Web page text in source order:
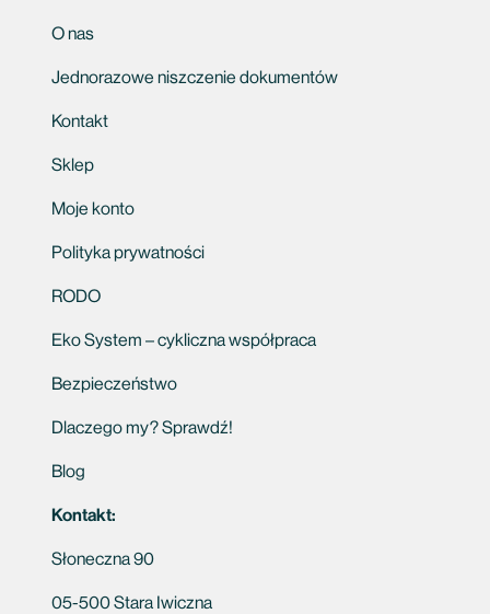
O nas
Jednorazowe niszczenie dokumentów
Kontakt
Sklep
Moje konto
Polityka prywatności
RODO
Eko System – cykliczna współpraca
Bezpieczeństwo
Dlaczego my? Sprawdź!
Blog
Kontakt:
Słoneczna 90
05-500 Stara Iwiczna